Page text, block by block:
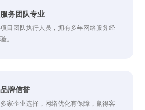
服务团队专业
项目团队执行人员，拥有多年网络服务经
验。
品牌信誉
多家企业选择，网络优化有保障，赢得客